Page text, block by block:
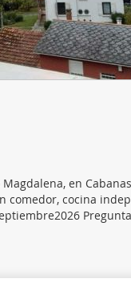
sociales,
haya
en
cocina